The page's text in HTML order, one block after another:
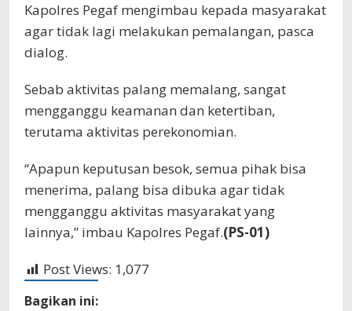
Kapolres Pegaf mengimbau kepada masyarakat
agar tidak lagi melakukan pemalangan, pasca
dialog.
Sebab aktivitas palang memalang, sangat
mengganggu keamanan dan ketertiban,
terutama aktivitas perekonomian.
“Apapun keputusan besok, semua pihak bisa
menerima, palang bisa dibuka agar tidak
mengganggu aktivitas masyarakat yang
lainnya,” imbau Kapolres Pegaf.(PS-01)
Post Views: 1,077
Bagikan ini: